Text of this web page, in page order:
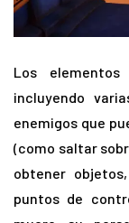
Los
incluyendo
enemigos que
(como saltar
obtener
puntos de